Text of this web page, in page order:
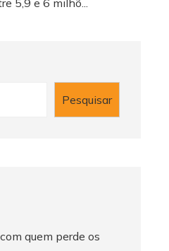
5,9 e 6 milhõ...
Pesquisar
quem perde os